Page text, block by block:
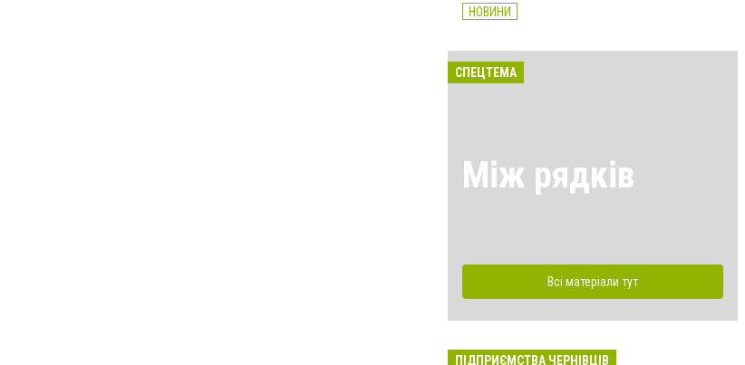
НОВИНИ
СПЕЦТЕМА
Між рядків
Всі матеріали тут
ПІДПРИЄМСТВА ЧЕРНІВЦІВ